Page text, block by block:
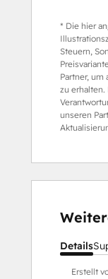
* Die hier
Steuern,
Partner,
zu
unseren
Details
Erstellt